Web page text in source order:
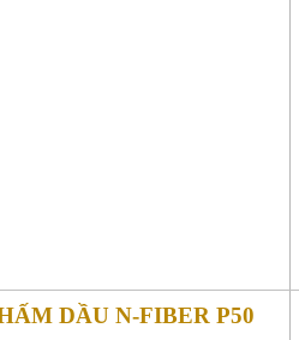
DẦU N-FIBER P50